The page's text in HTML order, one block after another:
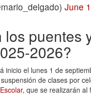
June
puentes
2026?
inicio el lunes 1 de
de clases por
, que se realizarán al